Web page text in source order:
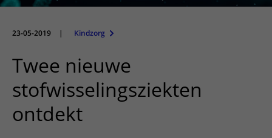
Onderzoeken en diagnostiek
Bloedprikken
Wachttijden
Wijzigen patiëntgegevens
Mijn UMC Utrecht patiëntportaal
Faciliteiten en voorzieningen
Bezoekregels
Parkeren
Wegwijs in het ziekenhuis
Contact met verpleegafdeling
Het Wilhelmina Kinderziekenhuis
Diagnostiek aanvragen
Zorgverlenersportaal
Onderwijs
Werken bij het UMC Utrecht
23-05-2019 | Kindzorg
Twee nieuwe
stofwisselingsziekten
ontdekt